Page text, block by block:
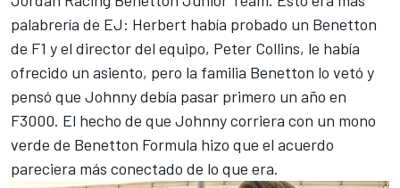
palabrería de EJ: Herbert había probado un Benetton
de F1 y el director del equipo, Peter Collins, le había
ofrecido un asiento, pero la familia Benetton lo vetó y
pensó que Johnny debía pasar primero un año en
F3000. El hecho de que Johnny corriera con un mono
verde de Benetton Formula hizo que el acuerdo
pareciera más conectado de lo que era.